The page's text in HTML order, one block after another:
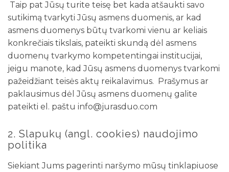
Taip pat Jūsų turite teisę bet kada atšaukti savo
sutikimą tvarkyti Jūsų asmens duomenis, ar kad
asmens duomenys būtų tvarkomi vienu ar keliais
konkrečiais tikslais, pateikti skundą dėl asmens
duomenų tvarkymo kompetentingai institucijai,
jeigu manote, kad Jūsų asmens duomenys tvarkomi
pažeidžiant teisės aktų reikalavimus. Prašymus ar
paklausimus dėl Jūsų asmens duomenų galite
pateikti el. paštu info@jurasduo.com
2. Slapukų (angl. cookies) naudojimo
politika
Siekiant Jums pagerinti naršymo mūsų tinklapiuose